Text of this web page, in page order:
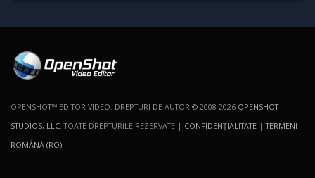
OPENSHOT™ EDITOR VIDEO. DREPTURI DE AUTOR © 2008-2026 OPENSHOT
STUDIOS, LLC . TOATE DREPTURILE REZERVATE | CONFIDENŢIALITATE |TERMENI |
ROMÂNĂ (RO)